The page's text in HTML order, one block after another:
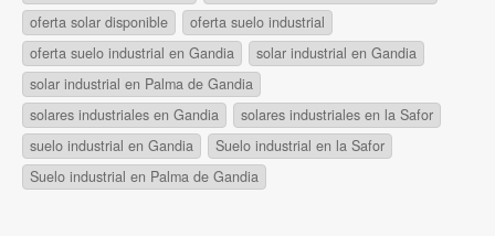
oferta solar disponible
oferta suelo industrial
oferta suelo industrial en Gandia
solar industrial en Gandia
solar industrial en Palma de Gandia
solares industriales en Gandia
solares industriales en la Safor
suelo industrial en Gandia
Suelo industrial en la Safor
Suelo industrial en Palma de Gandia